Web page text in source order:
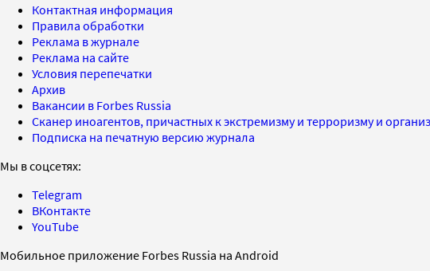
Контактная информация
Правила обработки
Реклама в журнале
Реклама на сайте
Условия перепечатки
Архив
Вакансии в Forbes Russia
Сканер иноагентов, причастных к экстремизму и терроризму и
Подписка на печатную версию журнала
Мы в соцсетях:
Telegram
ВКонтакте
YouTube
Мобильное приложение Forbes Russia на Android